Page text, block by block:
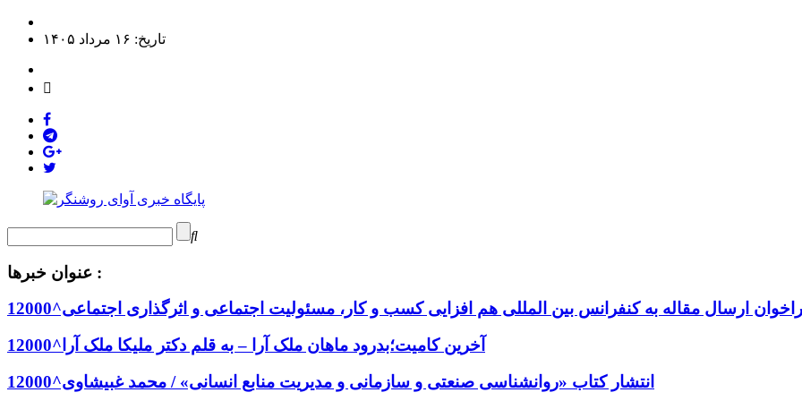
تاریخ: ۱۶ مرداد ۱۴۰۵
عنوان خبرها :
ارسال مقاله به کنفرانس بین المللی هم افزایی کسب و کار، مسئولیت اجتماعی و اثرگذاری اجتماعی^12000
آخرین کامیت؛بدرود ماهان ملک آرا – به قلم دکتر ملیکا ملک آرا^12000
انتشار کتاب «روانشناسی صنعتی و سازمانی و مدیریت منابع انسانی» / محمد غبیشاوی^12000